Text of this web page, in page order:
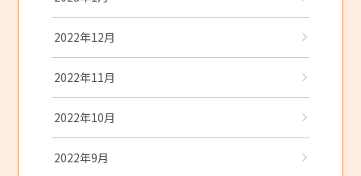
2022年12月
2022年11月
2022年10月
2022年9月